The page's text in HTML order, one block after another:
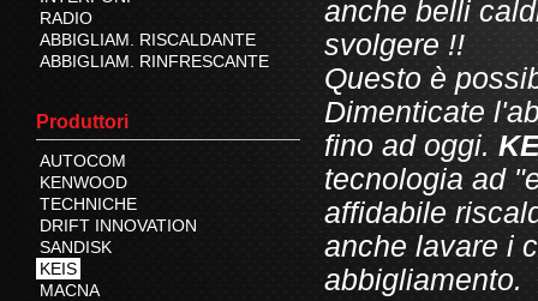
RADIO
ABBIGLIAM. RISCALDANTE
ABBIGLIAM. RINFRESCANTE
Produttori
AUTOCOM
KENWOOD
TECHNICHE
DRIFT INNOVATION
SANDISK
KEIS
MACNA
anche belli
svolgere !!
Questo è
Dimenticate
fino ad oggi.
tecnologia ad
affidabile
anche lavare i
abbigliamento.